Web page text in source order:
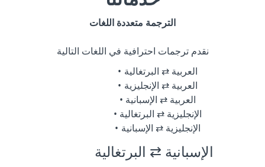
الترجمة متعددة اللغات
نقدم ترجمات احترافية في اللغات التالية
العربية ⇄ البرتغالية
العربية ⇄ الإنجليزية
العربية ⇄ الإسبانية
الإنجليزية ⇄ البرتغالية
الإنجليزية ⇄ الإسبانية
الإسبانية ⇄ البرتغالية